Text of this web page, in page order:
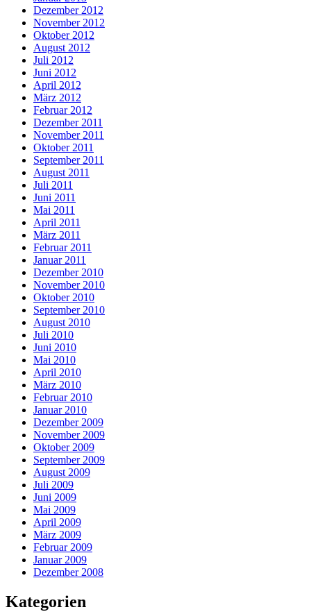
Dezember 2012
November 2012
Oktober 2012
August 2012
Juli 2012
Juni 2012
April 2012
März 2012
Februar 2012
Dezember 2011
November 2011
Oktober 2011
September 2011
August 2011
Juli 2011
Juni 2011
Mai 2011
April 2011
März 2011
Februar 2011
Januar 2011
Dezember 2010
November 2010
Oktober 2010
September 2010
August 2010
Juli 2010
Juni 2010
Mai 2010
April 2010
März 2010
Februar 2010
Januar 2010
Dezember 2009
November 2009
Oktober 2009
September 2009
August 2009
Juli 2009
Juni 2009
Mai 2009
April 2009
März 2009
Februar 2009
Januar 2009
Dezember 2008
Kategorien